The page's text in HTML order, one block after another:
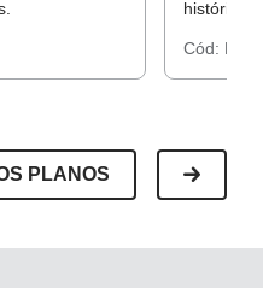
história:
Cód:
PLANOS